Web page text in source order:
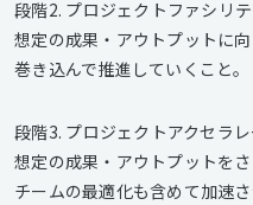
段階2. プロジェクトファシリ
想定の成果・アウトプットに
巻き込んで推進していくこと。
段階3. プロジェクトアクセラ
想定の成果・アウトプットを
チームの最適化も含めて加速